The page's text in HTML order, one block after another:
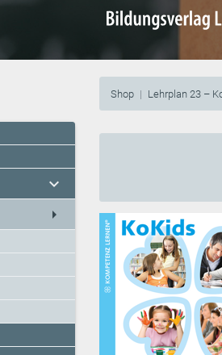
Shop Lehrplan 23 –
expand_more
arrow_right